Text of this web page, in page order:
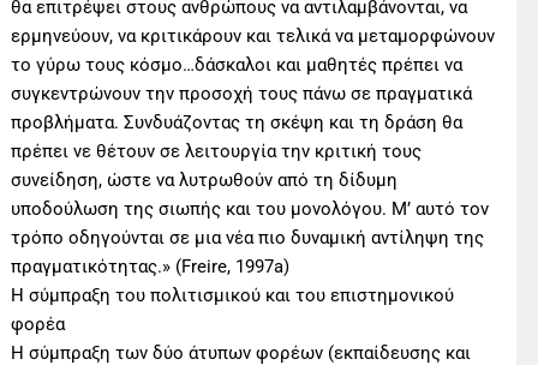
θα επιτρέψει στους ανθρώπους να αντιλαμβάνονται, να
ερμηνεύουν, να κριτικάρουν και τελικά να μεταμορφώνουν
το γύρω τους κόσμο…δάσκαλοι και μαθητές πρέπει να
συγκεντρώνουν την προσοχή τους πάνω σε πραγματικά
προβλήματα. Συνδυάζοντας τη σκέψη και τη δράση θα
πρέπει νε θέτουν σε λειτουργία την κριτική τους
συνείδηση, ώστε να λυτρωθούν από τη δίδυμη
υποδούλωση της σιωπής και του μονολόγου. Μ’ αυτό τον
τρόπο οδηγούνται σε μια νέα πιο δυναμική αντίληψη της
πραγματικότητας.» (Freire, 1997a)
Η σύμπραξη του πολιτισμικού και του επιστημονικού
φορέα
Η σύμπραξη των δύο άτυπων φορέων (εκπαίδευσης και